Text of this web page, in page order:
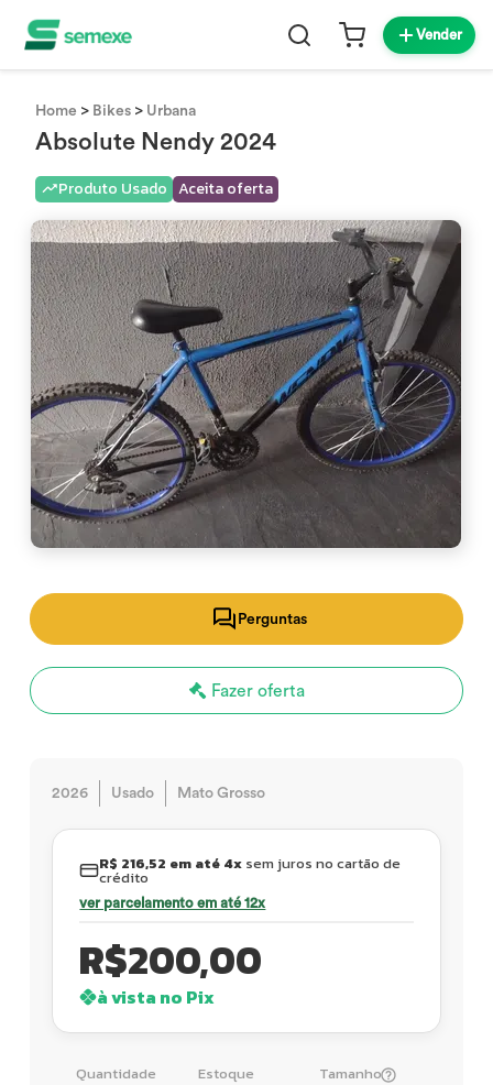
Vender
Home > Bikes > Urbana
Absolute Nendy 2024
Produto Usado Aceita oferta
Perguntas
Fazer oferta
2026 Usado Mato Grosso
R$ 216,52 em até 4x sem juros no cartão de
crédito
ver parcelamento em até 12x
R$200,00
à vista no Pix
Quantidade Estoque Tamanho